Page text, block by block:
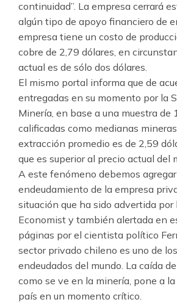
continuidad”. La empresa cerrará
algún tipo de apoyo financiero de
empresa tiene un costo de
cobre de 2,79 dólares, en
actual es de sólo dos dólares.
El mismo portal informa que de
entregadas en su momento por la
Minería, en base a una muestra de
calificadas como medianas
extracción promedio es de 2,59
que es superior al precio actual del
A este fenómeno debemos
endeudamiento de la empresa
situación que ha sido advertida
Economist y también alertada en
páginas por el cientista político
sector privado chileno es uno de
endeudados del mundo. La caída
como se ve en la minería, pone a
país en un momento crítico.